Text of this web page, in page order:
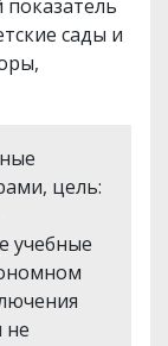
сады и
цель:
учебные
не